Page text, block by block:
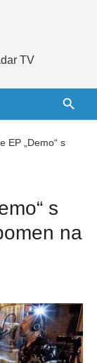
TV
EP „Demo“ s
s
na